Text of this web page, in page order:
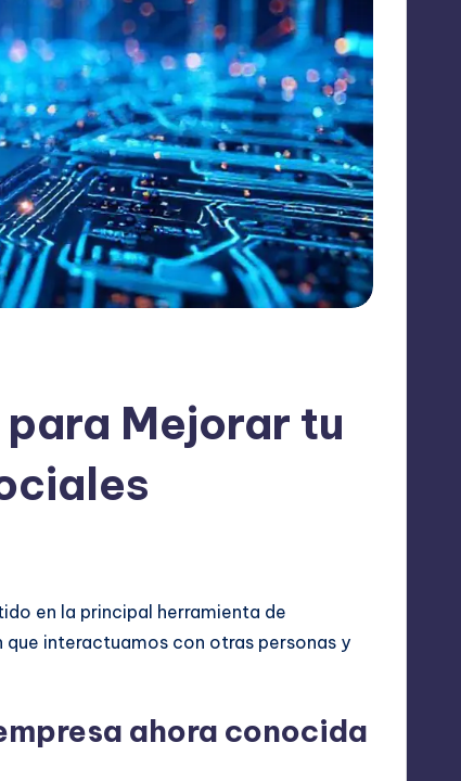
Mejorar tu
en la principal herramienta de
interactuamos con otras personas y
ahora conocida